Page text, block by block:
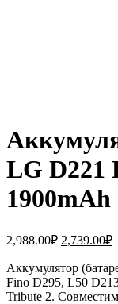
LG D221
1900mAh
2,988.00₽
составляла
2,988.00₽.
2,739.00₽
Аккумулятор
Fino D295, L50
Tribute 2.